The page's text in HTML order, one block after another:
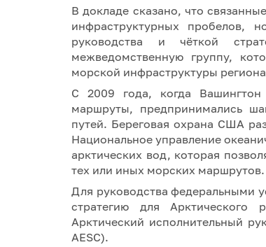
В докладе сказано, что
инфраструктурных пробелов,
руководства и чёткой
межведомственную группу,
морской инфраструктуры
С 2009 года, когда Вашингтон
маршруты, предпринимались
путей. Береговая охрана США
Национальное управление
арктических вод, которая
тех или иных морских маршрутов.
Для руководства федеральными
стратегию для
Арктический исполнительный
AESC).